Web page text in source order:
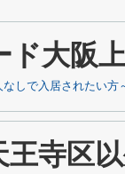
ド大阪
しで入居されたい方
王寺区